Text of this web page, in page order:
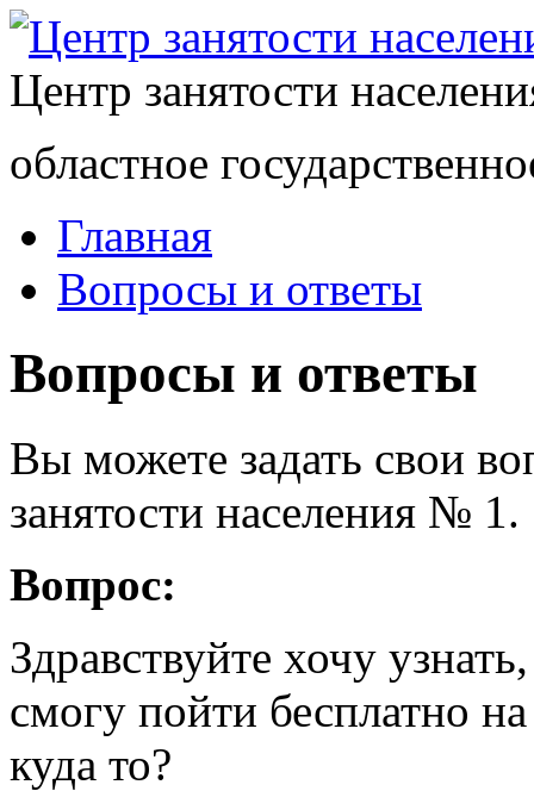
Центр занятости
областное
Главная
Вопросы и ответы
Вопросы и ответы
Вы можете задать свои
занятости населения № 1.
Вопрос:
Здравствуйте хочу
смогу пойти бесплатно
куда то?